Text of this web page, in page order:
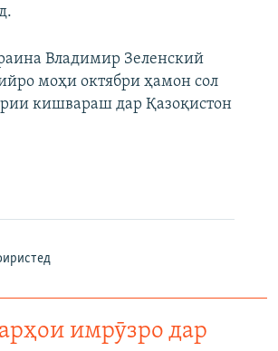
Владимир Зеленский
моҳи октябри ҳамон сол
кишвараш дар Қазоқистон
имрӯзро дар